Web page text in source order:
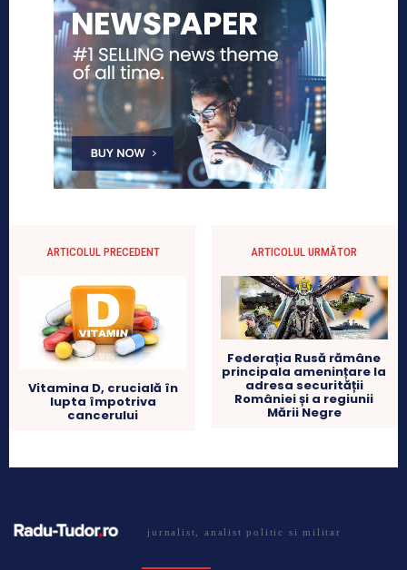
ARTICOLUL PRECEDENT
Vitamina D, crucială în
lupta împotriva
cancerului
ARTICOLUL URMĂTOR
Federația Rusă rămâne
principala amenințare la
adresa securității
României și a regiunii
Mării Negre
jurnalist, analist politic si militar